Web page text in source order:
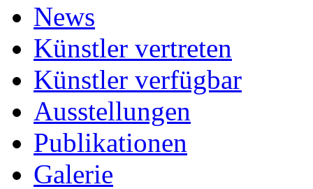
News
Künstler vertreten
Künstler verfügbar
Ausstellungen
Publikationen
Galerie